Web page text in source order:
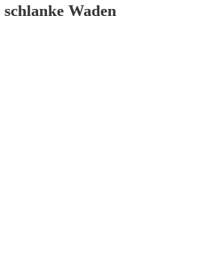
Waden